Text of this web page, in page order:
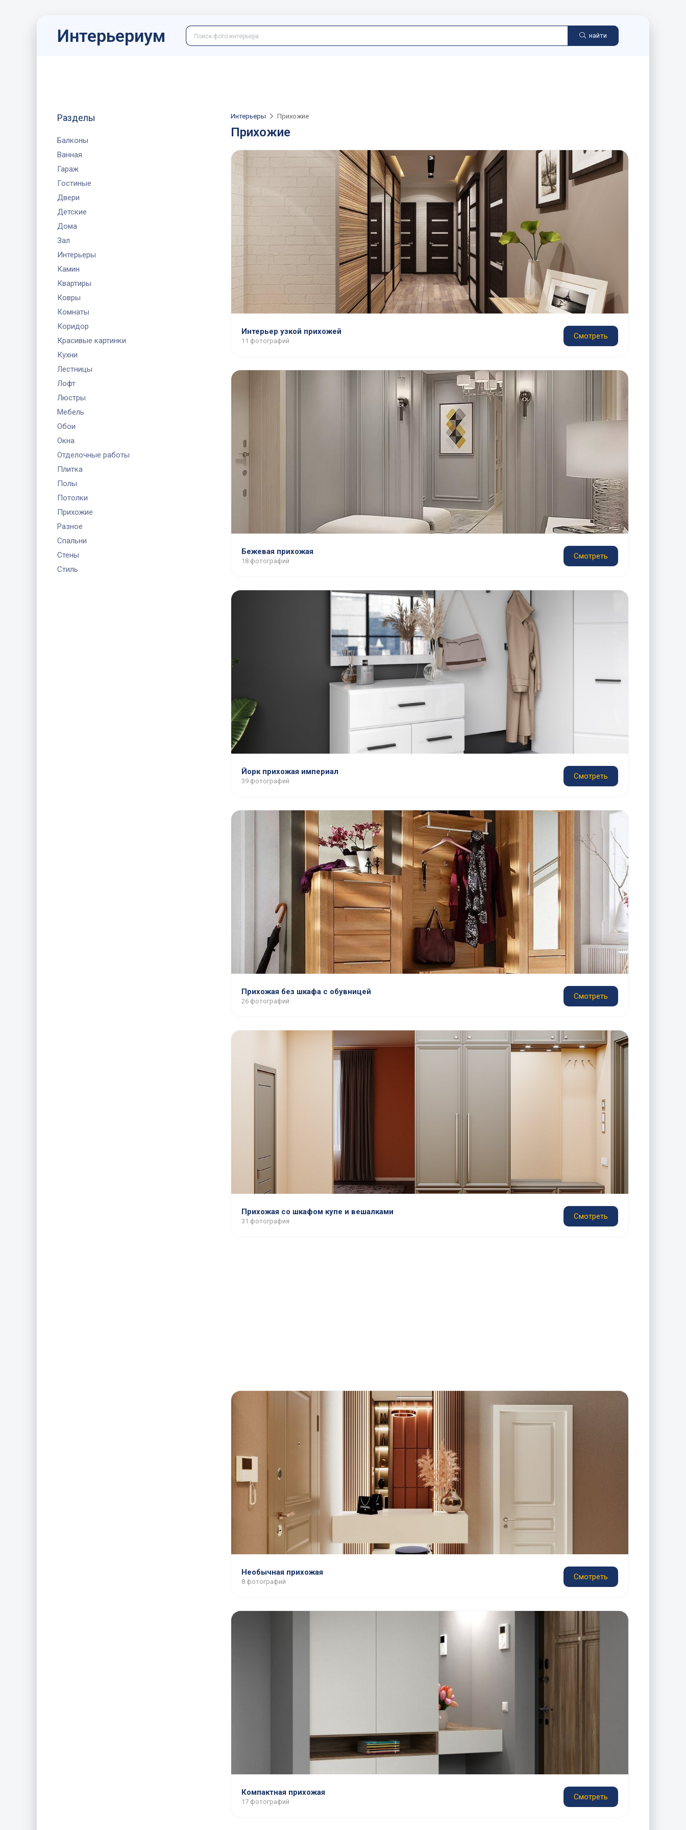
Интерьериум найти
Разделы
Балконы
Ванная
Гараж
Гостиные
Двери
Детские
Дома
Зал
Интерьеры
Камин
Квартиры
Ковры
Комнаты
Коридор
Красивые картинки
Кухни
Лестницы
Лофт
Люстры
Мебель
Обои
Окна
Отделочные работы
Плитка
Полы
Потолки
Прихожие
Разное
Спальни
Стены
Стиль
Интерьеры Прихожие
Прихожие
Интерьер узкой прихожей
11 фотографий
Смотреть
Бежевая прихожая
18 фотографий
Смотреть
Йорк прихожая империал
39 фотографий
Смотреть
Прихожая без шкафа с обувницей
26 фотографий
Смотреть
Прихожая со шкафом купе и вешалками
31 фотография
Смотреть
Необычная прихожая
8 фотографий
Смотреть
Компактная прихожая
17 фотографий
Смотреть